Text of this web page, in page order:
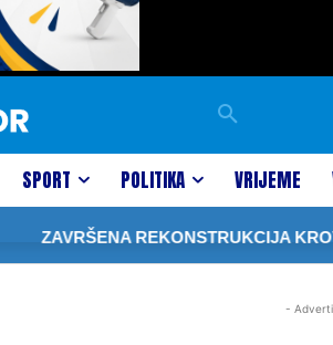
SPORT POLITIKA VRIJEME
ZAVRŠENA REKONSTRUKCIJA
-